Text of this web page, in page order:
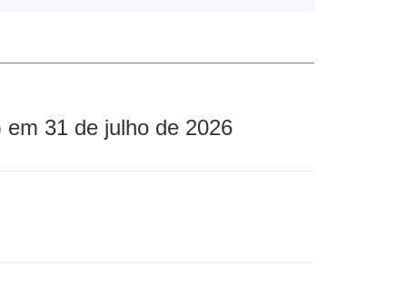
31 de julho de 2026